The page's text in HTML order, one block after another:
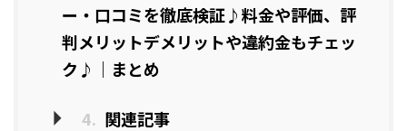
ー・口コミを徹底検証♪料金や評価、評
判メリットデメリットや違約金もチェッ
ク♪｜まとめ
4. 関連記事